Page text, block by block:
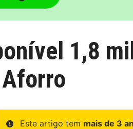
1,8
Este artigo tem mais de 3